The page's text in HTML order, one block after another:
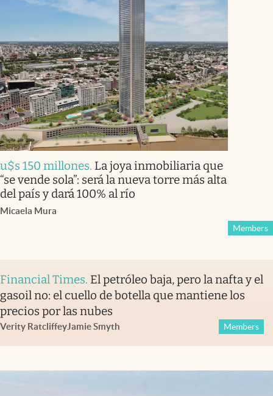
u$s 150 millones. La joya inmobiliaria que
“se vende sola”: será la nueva torre más alta
del país y dará 100% al río
Micaela Mura
Members
Financial Times. El petróleo baja, pero la nafta y el
gasoil no: el cuello de botella que mantiene los
precios por las nubes
Verity RatcliffeyJamie Smyth Members